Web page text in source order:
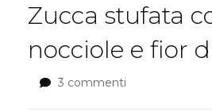
Zucca stufata
nocciole e fior
3 commenti